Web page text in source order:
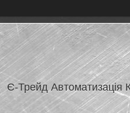
Є-Трейд Автоматизація